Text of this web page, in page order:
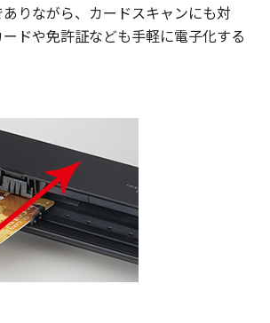
りながら、カードスキャンにも対
ドや免許証なども手軽に電子化する